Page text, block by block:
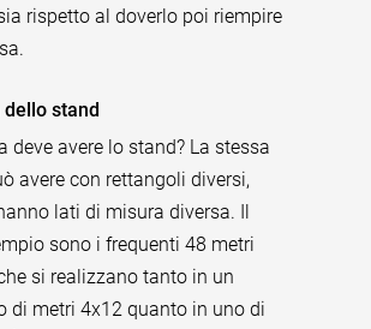
rispetto al doverlo poi riempire
stand
deve avere lo stand? La stessa
avere con rettangoli diversi,
lati di misura diversa. Il
sono i frequenti 48 metri
si realizzano tanto in un
di metri 4x12 quanto in uno di